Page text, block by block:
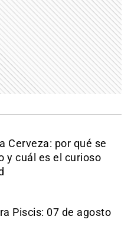
Cerveza: por qué se
y cuál es el curioso
Piscis: 07 de agosto